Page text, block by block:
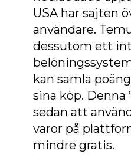
USA har sajten
användare.
dessutom ett
kan samla
sina köp. Denna
sedan att
varor på
mindre gratis.